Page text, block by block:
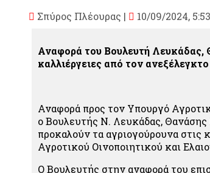
Σπύρος Πλέουρας | 10/09/2024,
Αναφορά του Βουλευτή Λευκάδας,
καλλιέργειες από τον
Αναφορά προς τον Υπουργό
ο Βουλευτής Ν. Λευκάδας, Θανάσης
προκαλούν τα αγριογούρουνα στις
Αγροτικού Οινοποιητικού και
Ο Βουλευτής στην αναφορά του